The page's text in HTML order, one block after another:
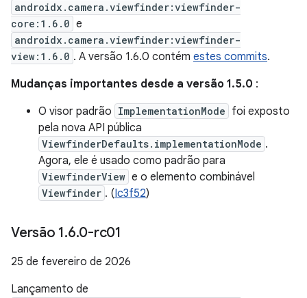
androidx.camera.viewfinder:viewfinder-
core:1.6.0 e
androidx.camera.viewfinder:viewfinder-
view:1.6.0 . A versão 1.6.0 contém estes commits.
Mudanças importantes desde a versão 1.5.0 :
O visor padrão ImplementationMode foi exposto
pela nova API pública
ViewfinderDefaults.implementationMode .
Agora, ele é usado como padrão para
ViewfinderView e o elemento combinável
Viewfinder . (Ic3f52)
Versão 1.6.0-rc01
25 de fevereiro de 2026
Lançamento de